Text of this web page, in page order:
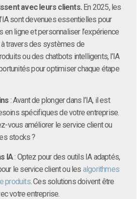
avec leurs clients. En 2025, les
sont devenues essentielles pour
ligne et personnaliser l’expérience
à travers des systèmes de
ou des chatbots intelligents, l’IA
pour optimiser chaque étape
: Avant de plonger dans l’IA, il est
spécifiques de votre entreprise.
vous améliorer le service client ou
stocks ?
IA: Optez pour des outils IA adaptés,
le service client ou les algorithmes
produits. Ces solutions doivent être
votre entreprise.